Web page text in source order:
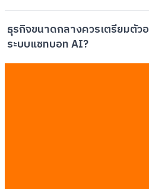
ธุรกิจขนาดกลางควรเตรียมตัว
ระบบแชทบอท AI?